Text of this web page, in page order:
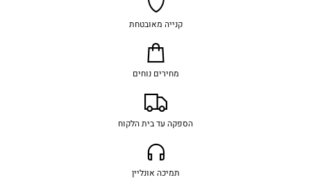
קנייה מאובטחת
מחירים נוחים
הספקה עד בית הלקוח
תמיכה אונליין